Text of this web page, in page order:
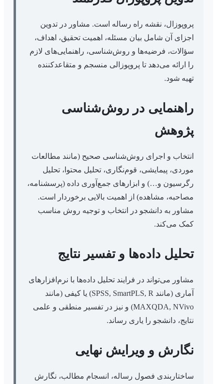
پروپوزال، نقشه راه رساله است. مشاور در تدوین
اجزای آن شامل بیان مسئله، اهمیت تحقیق، اهداف،
سؤالات، فرضیه‌ها و روش‌شناسی، راهنمایی‌های لازم
را ارائه می‌دهد تا پروپوزالی منسجم و متقاعدکننده
تهیه شود.
راهنمایی در روش‌شناسی
پژوهش
انتخاب و اجرای روش‌شناسی صحیح (مانند مطالعات
موردی، پیمایشی، قوم‌نگاری، تحلیل محتوا، تحلیل
رگرسیون و…) و ابزارهای جمع‌آوری داده (پرسشنامه،
مصاحبه، مشاهده) از اهمیت بالایی برخوردار است.
مشاور به دانشجو در انتخاب و توجیه روش مناسب
کمک می‌کند.
تحلیل داده‌ها و تفسیر نتایج
مشاور می‌تواند در فرایند تحلیل داده‌ها با نرم‌افزارهای
آماری (مانند SPSS, SmartPLS, R) یا کیفی (مانند
MAXQDA, NVivo) و نیز در تفسیر منطقی و علمی
نتایج، دانشجو را یاری رساند.
نگارش و ویرایش نهایی
ساختاربندی فصول رساله، انسجام مطالب، نگارش